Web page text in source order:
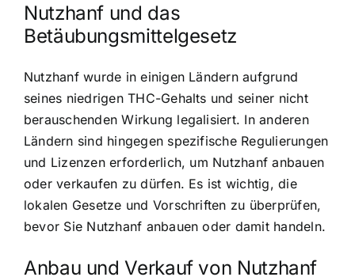
Nutzhanf und das
Betäubungsmittelgesetz
Nutzhanf wurde in einigen Ländern aufgrund
seines niedrigen THC-Gehalts und seiner nicht
berauschenden Wirkung legalisiert. In anderen
Ländern sind hingegen spezifische Regulierungen
und Lizenzen erforderlich, um Nutzhanf anbauen
oder verkaufen zu dürfen. Es ist wichtig, die
lokalen Gesetze und Vorschriften zu überprüfen,
bevor Sie Nutzhanf anbauen oder damit handeln.
Anbau und Verkauf von Nutzhanf